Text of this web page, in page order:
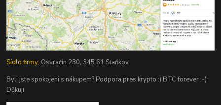
Sídlo firmy: Osvračín 230, 345 61 Staňkov
Byli jste spokojeni s nákupem? Podpora pres krypto :) BTC forever :-)
Děkuji